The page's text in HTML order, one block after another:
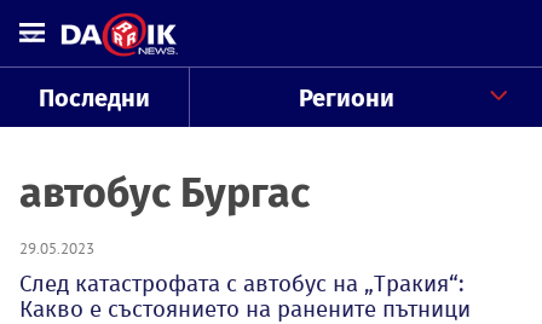
Последни Региони
автобус Бургас
29.05.2023
След катастрофата с автобус на „Тракия“:
Какво е състоянието на ранените пътници